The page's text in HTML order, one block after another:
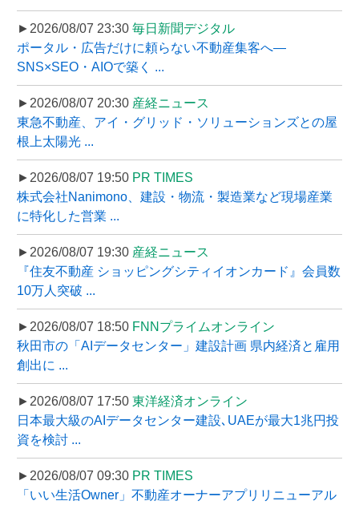
►2026/08/07 23:30 毎日新聞デジタル
ポータル・広告だけに頼らない不動産集客へ―
SNS×SEO・AIOで築く ...
►2026/08/07 20:30 産経ニュース
東急不動産、アイ・グリッド・ソリューションズとの屋
根上太陽光 ...
►2026/08/07 19:50 PR TIMES
株式会社Nanimono、建設・物流・製造業など現場産業
に特化した営業 ...
►2026/08/07 19:30 産経ニュース
『住友不動産 ショッピングシティイオンカード』会員数
10万人突破 ...
►2026/08/07 18:50 FNNプライムオンライン
秋田市の「AIデータセンター」建設計画 県内経済と雇用
創出に ...
►2026/08/07 17:50 東洋経済オンライン
日本最大級のAIデータセンター建設､UAEが最大1兆円投
資を検討 ...
►2026/08/07 09:30 PR TIMES
「いい生活Owner」不動産オーナーアプリリニューアル